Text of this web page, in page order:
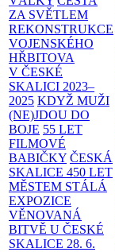
ZA SVĚTLEM
REKONSTRUKCE
VOJENSKÉHO
HŘBITOVA
V ČESKÉ
SKALICI 2023–
2025 KDYŽ MUŽI
(NE)JDOU DO
BOJE 55 LET
FILMOVÉ
BABIČKY ČESKÁ
SKALICE 450 LET
MĚSTEM STÁLÁ
EXPOZICE
VĚNOVANÁ
BITVĚ U ČESKÉ
SKALICE 28. 6.